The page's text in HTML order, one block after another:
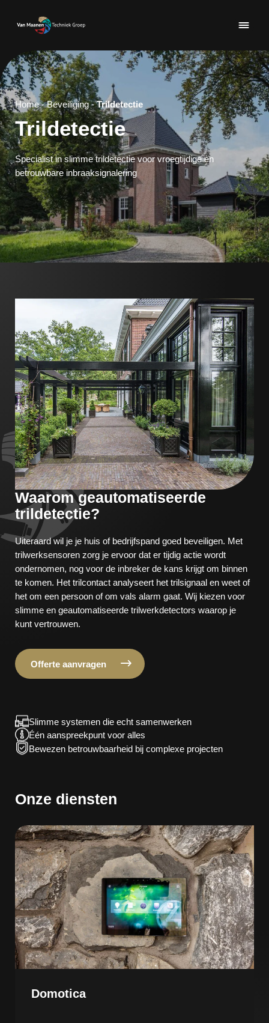
Home-Beveiliging-Trildetectie
Trildetectie
Specialist in slimme trildetectie voor vroegtijdige en
betrouwbare inbraaksignalering
Waarom geautomatiseerde
trildetectie?
Uiteraard wil je je huis of bedrijfspand goed beveiligen. Met
trilwerksensoren zorg je ervoor dat er tijdig actie wordt
ondernomen, nog voor de inbreker de kans krijgt om binnen
te komen. Het trilcontact analyseert het trilsignaal en weet of
het om een persoon of om vals alarm gaat. Wij kiezen voor
slimme en geautomatiseerde trilwerkdetectors waarop je
kunt vertrouwen.
Offerte aanvragen
Slimme systemen die echt samenwerken
Één aanspreekpunt voor alles
Bewezen betrouwbaarheid bij complexe projecten
Onze diensten
Domotica